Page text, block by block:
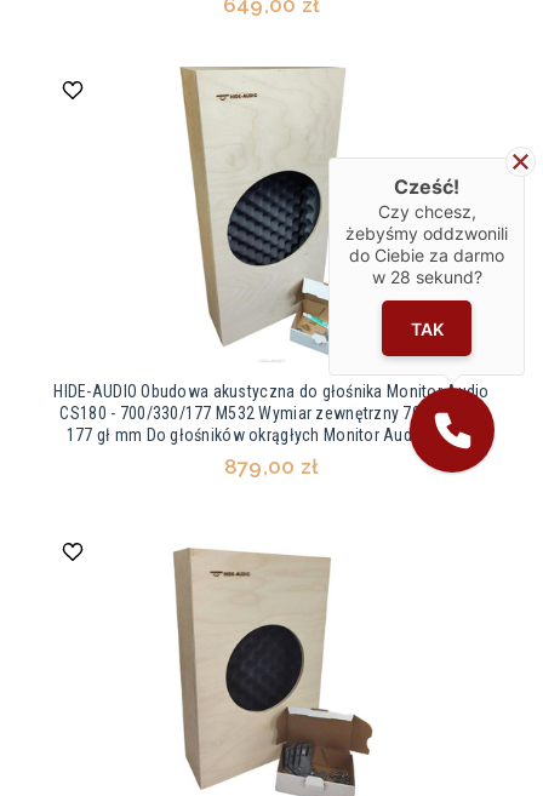
HIDE-AUDIO Obudowa akustyczna do głośnika Monitor Audio
CS180 - 700/330/177 M532 Wymiar zewnętrzny 700 x 330 x
177 gł mm Do głośników okrągłych Monitor Audio CS180
879,00 zł
Cześć!
Czy chcesz,
żebyśmy oddzwonili
do Ciebie za darmo
w 28 sekund?
TAK